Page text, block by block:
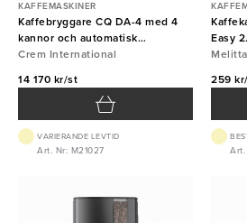
KAFFEMASKINER
Kaffebryggare CQ DA-4 med 4
kannor och automatisk
vattenpåfyllning
Crem International
14 170 kr/st
VARIERANDE LEVTID
Art. Nr: M21027
Easy
Melitta
259
Art.